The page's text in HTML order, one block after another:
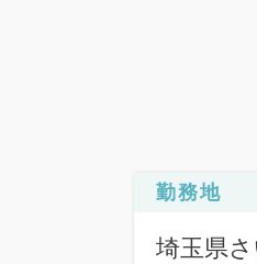
勤務地
埼玉県